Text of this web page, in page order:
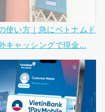
使い方｜急にベトナムド
キャッシングで現金...